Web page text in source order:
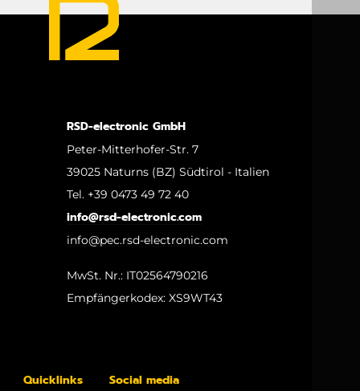
RSD-electronic GmbH
Peter-Mitterhofer-Str. 7
39025 Naturns (BZ) Südtirol - Italien
Tel. +39 0473 49 72 40
info@rsd-electronic.com
info@pec.rsd-electronic.com
MwSt. Nr.: IT02564790216
Empfängerkodex: XS9WT43
Quicklinks Social media